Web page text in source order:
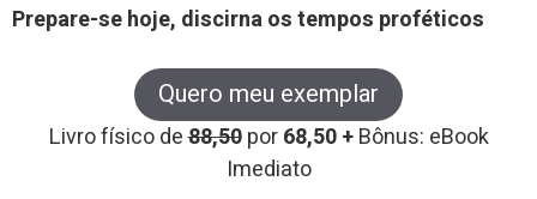
Prepare-se hoje, discirna os tempos proféticos
Quero meu exemplar
Livro físico de88,50 por68,50 +Bônus: eBook
Imediato